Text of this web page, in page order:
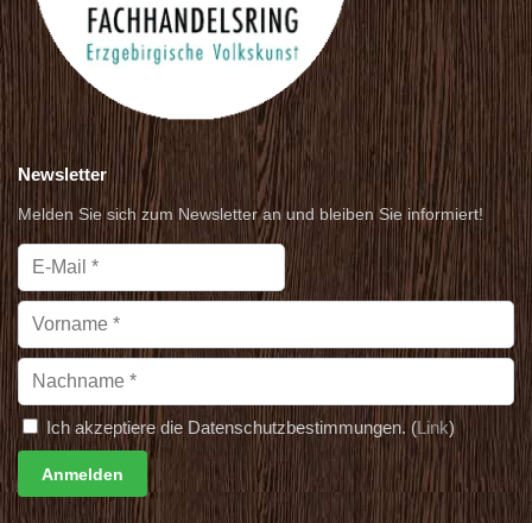
Newsletter
Melden Sie sich zum Newsletter an und bleiben Sie informiert!
Ich akzeptiere die Datenschutzbestimmungen. (Link)